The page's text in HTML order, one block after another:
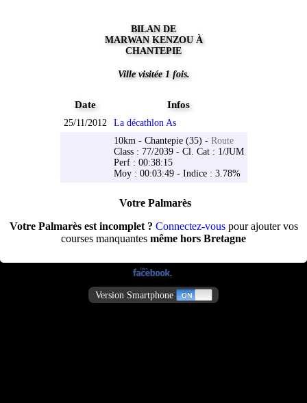
BILAN DE
MARWAN KENZOU À
CHANTEPIE
Ville visitée 1 fois.
Date Infos
25/11/2012
La décathlon As
10km - Chantepie (35) - Route
Class : 77/2039 - Cl. Cat : 1/JUM
Perf : 00:38:15
Moy : 00:03:49 - Indice : 3.78%
Votre Palmarès
Votre Palmarès est incomplet ? Connectez-vouspour ajouter vos
courses manquantes même hors Bretagne
Version Smartphone